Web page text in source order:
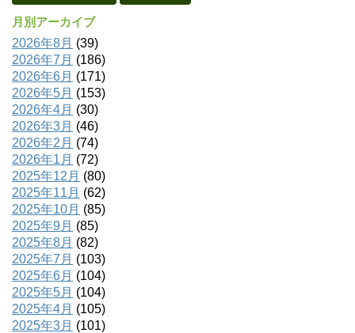
月別アーカイブ
2026年8月 (39)
2026年7月 (186)
2026年6月 (171)
2026年5月 (153)
2026年4月 (30)
2026年3月 (46)
2026年2月 (74)
2026年1月 (72)
2025年12月 (80)
2025年11月 (62)
2025年10月 (85)
2025年9月 (85)
2025年8月 (82)
2025年7月 (103)
2025年6月 (104)
2025年5月 (104)
2025年4月 (105)
2025年3月 (101)